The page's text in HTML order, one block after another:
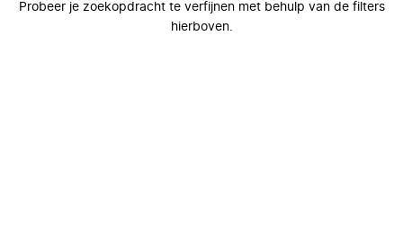
Probeer je zoekopdracht te verfijnen met behulp van de filters
hierboven.